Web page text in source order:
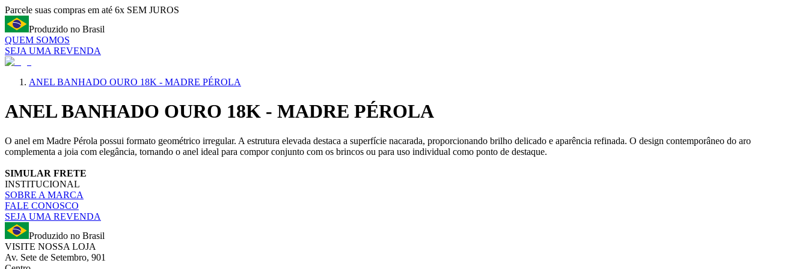
Parcele suas compras em até 6x SEM JUROS
Produzido no Brasil
QUEM SOMOS
SEJA UMA REVENDA
ANEL BANHADO OURO 18K - MADRE PÉROLA
ANEL BANHADO OURO 18K - MADRE PÉROLA
O anel em Madre Pérola possui formato geométrico irregular. A estrutura elevada destaca a superfície nacarada, proporcionando brilho delicado e aparência refinada. O design contemporâneo do aro
complementa a joia com elegância, tornando o anel ideal para compor conjunto com os brincos ou para uso individual como ponto de destaque.
SIMULAR FRETE
INSTITUCIONAL
SOBRE A MARCA
FALE CONOSCO
SEJA UMA REVENDA
Produzido no Brasil
VISITE NOSSA LOJA
Av. Sete de Setembro, 901